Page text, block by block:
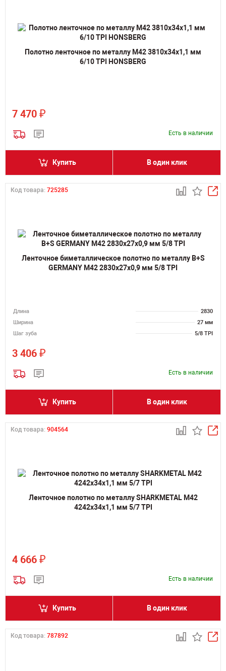
Полотно ленточное по металлу M42 3810х34х1,1 мм
6/10 TPI HONSBERG
7 470 ₽
Есть в наличии
Купить В один клик
Код товара: 725285
Ленточное биметаллическое полотно по металлу B+S
GERMANY M42 2830х27х0,9 мм 5/8 TPI
Длина
2830
Ширина
27 мм
Шаг зуба
5/8 TPI
3 406 ₽
Есть в наличии
Купить В один клик
Код товара: 904564
Ленточное полотно по металлу SHARKMETAL M42
4242х34х1,1 мм 5/7 TPI
4 666 ₽
Есть в наличии
Купить В один клик
Код товара: 787892